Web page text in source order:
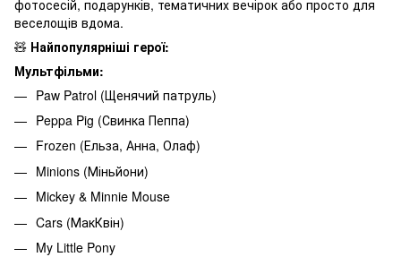
фотосесій, подарунків, тематичних вечірок або просто для
веселощів вдома.
🧸 Найпопулярніші герої:
Мультфільми:
Paw Patrol (Щенячий патруль)
Peppa Pig (Свинка Пеппа)
Frozen (Ельза, Анна, Олаф)
Minions (Міньйони)
Mickey & Minnie Mouse
Cars (МакКвін)
My Little Pony